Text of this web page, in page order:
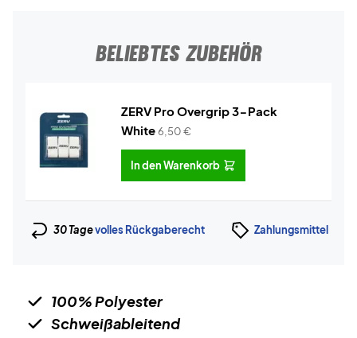
BELIEBTES ZUBEHÖR
ZERV Pro Overgrip 3-Pack
White6,50€
In den Warenkorb
30 Tagevolles Rückgaberecht Zahlungsmittel
100% Polyester
Schweißableitend